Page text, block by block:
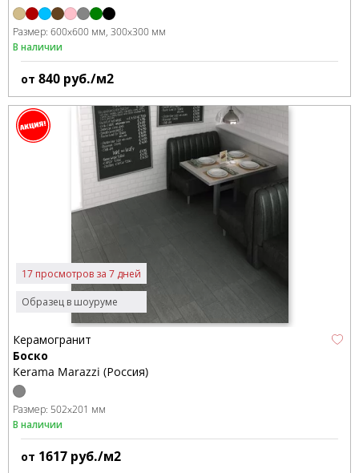
Размер: 600x600 мм 300x300 мм
В наличии
от 840 руб./м2
Образец в шоуруме
17 просмотров за 7 дней
Керамогранит
Боско
Kerama Marazzi (Россия)
Размер: 502x201 мм
В наличии
от 1617 руб./м2